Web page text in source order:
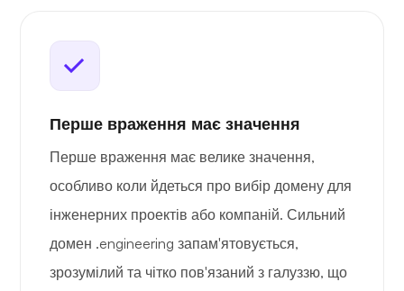
Перше враження має значення
Перше враження має велике значення,
особливо коли йдеться про вибір домену для
інженерних проектів або компаній. Сильний
домен .engineering запам'ятовується,
зрозумілий та чітко пов'язаний з галуззю, що